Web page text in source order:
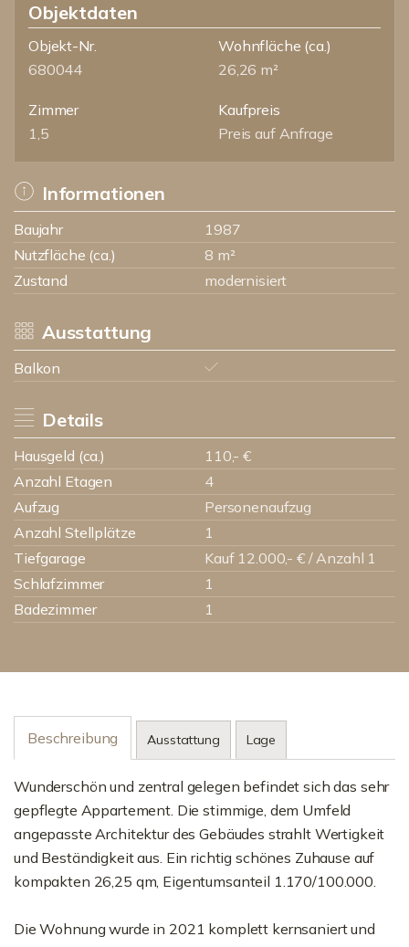
Objektdaten
Objekt-Nr.
680044
Wohnfläche (ca.)
26,26 m²
Zimmer
1,5
Kaufpreis
Preis auf Anfrage
Informationen
Baujahr
1987
Nutzfläche (ca.)
8 m²
Zustand
modernisiert
Ausstattung
Balkon
Details
Hausgeld (ca.)
110,- €
Anzahl Etagen
4
Aufzug
Personenaufzug
Anzahl Stellplätze
1
Tiefgarage
Kauf 12.000,- € / Anzahl 1
Schlafzimmer
1
Badezimmer
1
Beschreibung Ausstattung Lage
Wunderschön und zentral gelegen befindet sich das sehr
gepflegte Appartement. Die stimmige, dem Umfeld
angepasste Architektur des Gebäudes strahlt Wertigkeit
und Beständigkeit aus. Ein richtig schönes Zuhause auf
kompakten 26,25 qm, Eigentumsanteil 1.170/100.000.
Die Wohnung wurde in 2021 komplett kernsaniert und